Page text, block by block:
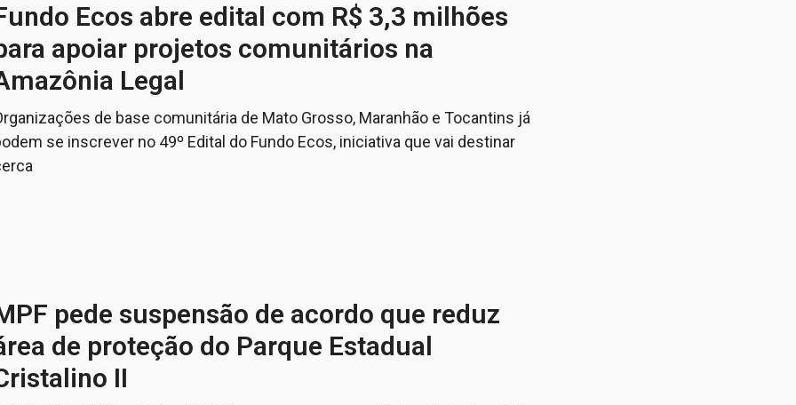
Ecos abre edital com R$ 3,3 milhões
apoiar projetos comunitários na
Legal
de base comunitária de Mato Grosso, Maranhão e Tocantins já
se inscrever no 49º Edital do Fundo Ecos, iniciativa que vai destinar
pede suspensão de acordo que reduz
de proteção do Parque Estadual
II